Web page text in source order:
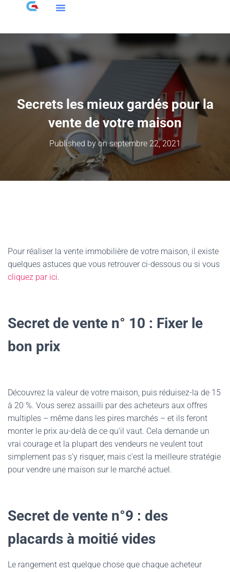
Secrets les mieux gardés pour la
vente de votre maison
Published byonseptembre 22, 2021
Pour réaliser la vente immobilière de votre maison, il existe
quelques astuces que vous retrouver ci-dessous ou si vous
cliquez par ici.
Secret de vente n° 10 : Fixer le
bon prix
Découvrez la valeur de votre maison, puis réduisez-la de 15
à 20 %. Vous serez assailli par des acheteurs aux offres
multiples – même dans les pires marchés – et ils feront
monter le prix au-delà de ce qu’il vaut. Cela demande un
vrai courage et la plupart des vendeurs ne veulent tout
simplement pas s’y risquer, mais c’est la meilleure stratégie
pour vendre une maison sur le marché actuel.
Secret de vente n°9 : des
placards à moitié vides
Le rangement est quelque chose que chaque acheteur